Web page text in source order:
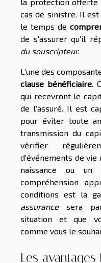
cas de sinistre. Il
le temps de
de s'assurer qu'il
du souscripteur.
L'une des
clause bénéficiaire.
qui recevront le
de l'assuré. Il est
pour éviter toute
transmission du
vérifier
d'événements de vie
naissance ou un
compréhension
conditions est la
assurancesera
situation et que
comme vous le
Les